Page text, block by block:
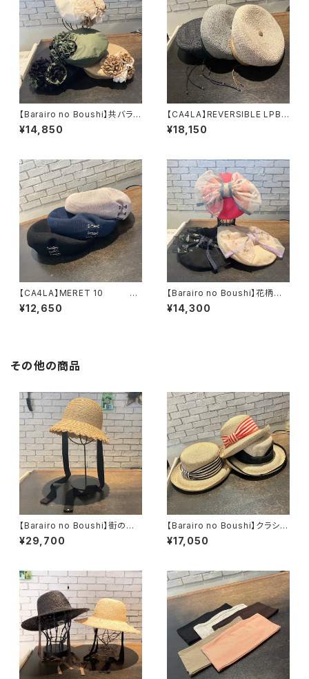
【Barairo no Boushi】共バラベ
レー ベレー L0084
30
¥14,850
【CA4LA】REVERSIBLE LPB
BERET ベレー DO
U02093
¥18,150
【CA4LA】MERET 10 ベ
レー ZKN02641
¥12,650
【Barairo no Boushi】花柄オ
ーガンジーリボンベレー
¥14,300
その他の商品
【Barairo no Boushi】街の麦
クロシェ ハット L00
8463
¥29,700
【Barairo no Boushi】クラシカ
ルパイピングクロシェ ハ
ット R008447
¥17,050